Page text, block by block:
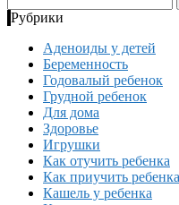
Рубрики
Аденоиды у детей
Беременность
Годовалый ребенок
Грудной ребенок
Для дома
Здоровье
Игрушки
Как отучить ребенка
Как приучить ребенка
Кашель у ребенка